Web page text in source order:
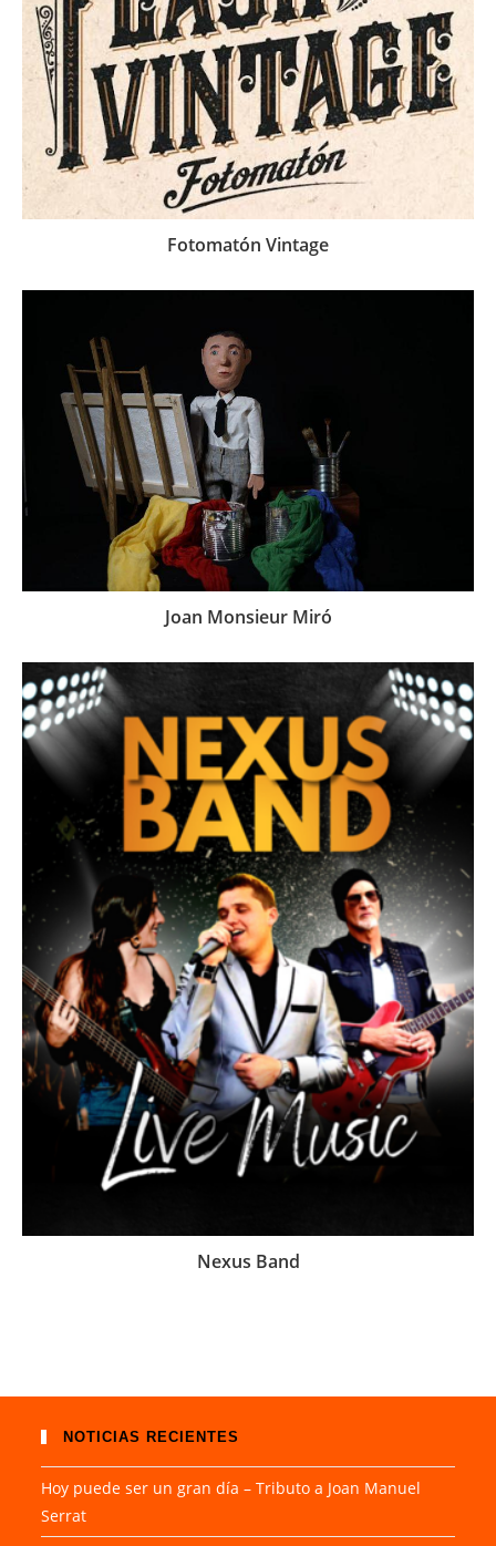
Fotomatón Vintage
Joan Monsieur Miró
Nexus Band
NOTICIAS RECIENTES
Hoy puede ser un gran día – Tributo a Joan Manuel
Serrat